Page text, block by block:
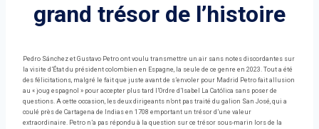
grand trésor de l’histoire
Pedro Sánchez et Gustavo Petro ont voulu transmettre un air sans notes discordantes sur
la visite d’État du président colombien en Espagne, la seule de ce genre en 2023. Tout a été
des félicitations, malgré le fait que juste avant de s’envoler pour Madrid Petro fait allusion
au « joug espagnol » pour accepter plus tard l’Ordre d’Isabel La Católica sans poser de
questions. A cette occasion, les deux dirigeants n’ont pas traité du galion San José, qui a
coulé près de Cartagena de Indias en 1708 emportant un trésor d’une valeur
extraordinaire. Petro n’a pas répondu à la question sur ce trésor sous-marin lors de la